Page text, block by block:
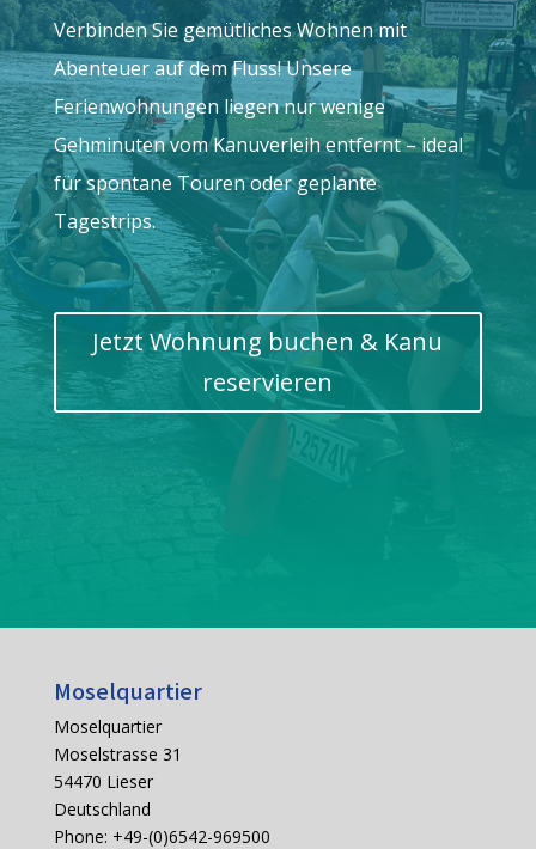
Verbinden Sie gemütliches Wohnen mit
Abenteuer auf dem Fluss! Unsere
Ferienwohnungen liegen nur wenige
Gehminuten vom Kanuverleih entfernt – ideal
für spontane Touren oder geplante
Tagestrips.
Jetzt Wohnung buchen & Kanu
reservieren
Moselquartier
Moselquartier
Moselstrasse 31
54470 Lieser
Deutschland
Phone: +49-(0)6542-969500